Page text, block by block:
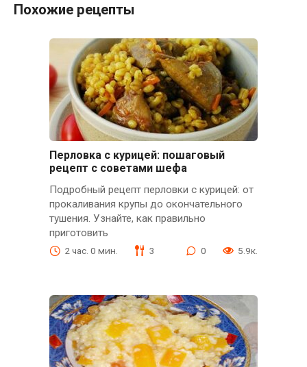
Похожие рецепты
Перловка с курицей: пошаговый
рецепт с советами шефа
Подробный рецепт перловки с курицей: от
прокаливания крупы до окончательного
тушения. Узнайте, как правильно
приготовить
2 час. 0 мин. 3 0 5.9к.